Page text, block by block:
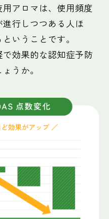
アロマは、使用頻度
行しつつある人ほ
いうことです。
効果的な認知症予防
うか。